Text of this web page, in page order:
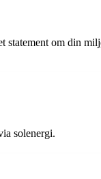
statement om din
solenergi.